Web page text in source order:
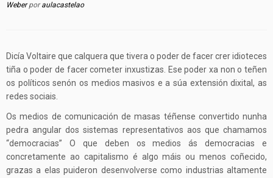
Weberporaulacastelao
Dicía Voltaire que calquera que tivera o poder de facer crer idioteces
tiña o poder de facer cometer inxustizas. Ese poder xa non o teñen
os políticos senón os medios masivos e a súa extensión dixital, as
redes sociais.
Os medios de comunicación de masas téñense convertido nunha
pedra angular dos sistemas representativos aos que chamamos
“democracias” O que deben os medios ás democracias e
concretamente ao capitalismo é algo máis ou menos coñecido,
grazas a elas puideron desenvolverse como industrias altamente